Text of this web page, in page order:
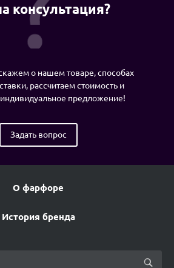
консультация?
о нашем товаре, способах
рассчитаем стоимость и
предложение!
Задать вопрос
О фарфоре
История бренда